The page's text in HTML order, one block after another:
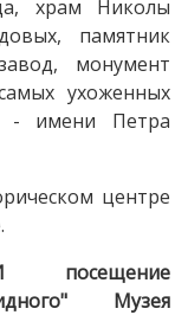
храм Николы
памятник
монумент
ухоженных
- имени Петра
центре
посещение
Музея